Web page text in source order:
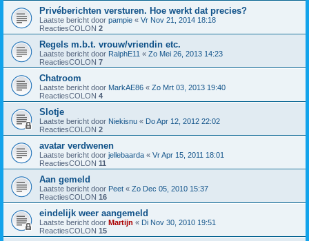
Privéberichten versturen. Hoe werkt dat precies?
Laatste bericht door pampie « Vr Nov 21, 2014 18:18
ReactiesCOLON 2
Regels m.b.t. vrouw/vriendin etc.
Laatste bericht door RalphE11 « Zo Mei 26, 2013 14:23
ReactiesCOLON 7
Chatroom
Laatste bericht door MarkAE86 « Zo Mrt 03, 2013 19:40
ReactiesCOLON 4
Slotje
Laatste bericht door Niekisnu « Do Apr 12, 2012 22:02
ReactiesCOLON 2
avatar verdwenen
Laatste bericht door jellebaarda « Vr Apr 15, 2011 18:01
ReactiesCOLON 11
Aan gemeld
Laatste bericht door Peet « Zo Dec 05, 2010 15:37
ReactiesCOLON 16
eindelijk weer aangemeld
Laatste bericht door Martijn « Di Nov 30, 2010 19:51
ReactiesCOLON 15